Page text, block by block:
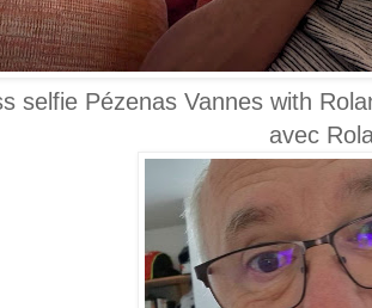
selfie Pézenas Vannes with
avec